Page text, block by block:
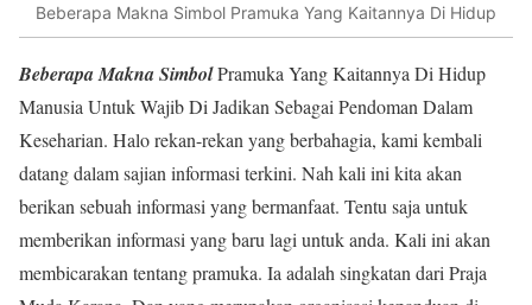
Beberapa Makna Simbol Pramuka Yang Kaitannya Di Hidup
Beberapa Makna SimbolPramuka Yang Kaitannya Di Hidup
Manusia Untuk Wajib Di Jadikan Sebagai Pendoman Dalam
Keseharian. Halo rekan-rekan yang berbahagia, kami kembali
datang dalam sajian informasi terkini. Nah kali ini kita akan
berikan sebuah informasi yang bermanfaat. Tentu saja untuk
memberikan informasi yang baru lagi untuk anda. Kali ini akan
membicarakan tentang pramuka. Ia adalah singkatan dari Praja